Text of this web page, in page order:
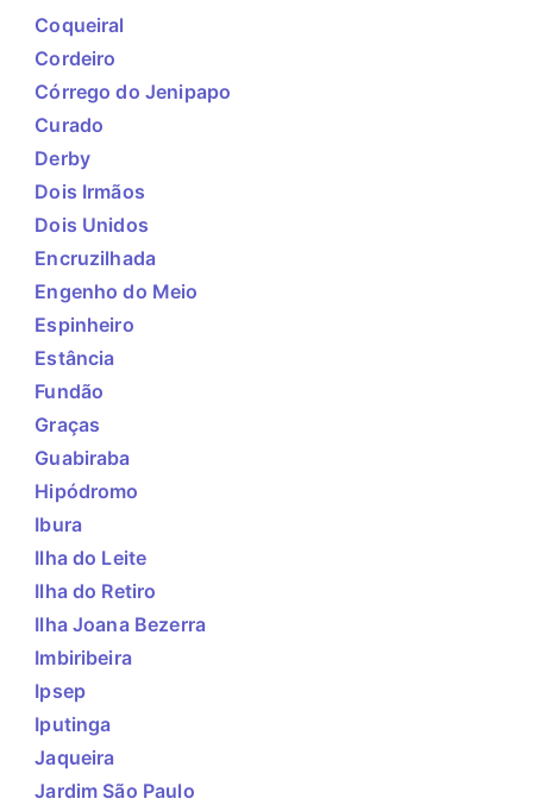
Coqueiral
Cordeiro
Córrego do Jenipapo
Curado
Derby
Dois Irmãos
Dois Unidos
Encruzilhada
Engenho do Meio
Espinheiro
Estância
Fundão
Graças
Guabiraba
Hipódromo
Ibura
Ilha do Leite
Ilha do Retiro
Ilha Joana Bezerra
Imbiribeira
Ipsep
Iputinga
Jaqueira
Jardim São Paulo